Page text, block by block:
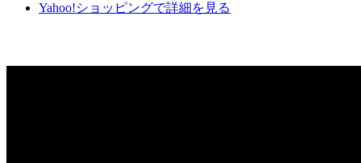
Yahoo!ショッピングで詳細を見る